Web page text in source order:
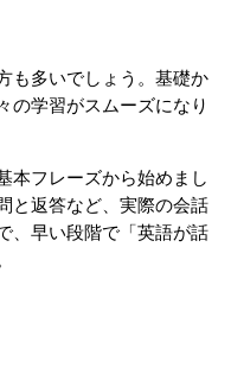
も多いでしょう。基礎か
の学習がスムーズになり
本フレーズから始めまし
と返答など、実際の会話
、早い段階で「英語が話